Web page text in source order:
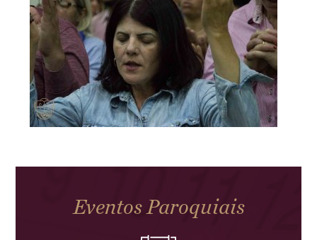
Eventos Paroquiais